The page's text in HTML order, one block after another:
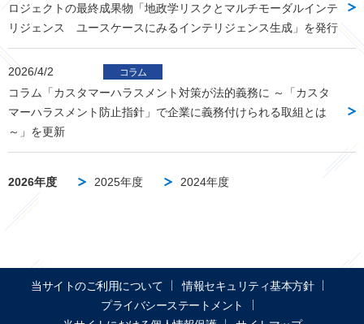
ロジェクトの最終成果物「地政学リスクとマルチモーダルインテ
リジェンス ユースケースにみるインテリジェンス生成」を発行
2026/4/2 コラム
コラム「カスタマーハラスメント対策が法的義務に ～「カスタ
マーハラスメント防止指針」で企業に義務付けられる取組とは
～」を更新
2026年度 2025年度 2024年度
当サイトのご利用について
情報セキュリティ基本方針
プライバシーステートメント